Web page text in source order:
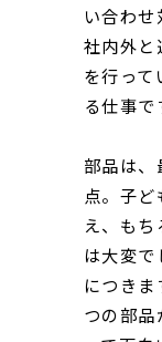
い合わせ
社内外と
を行って
る仕事で
部品は
点。子
え、も
は大変
につき
つの部